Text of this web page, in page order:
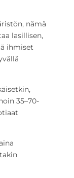
nämä
lasillisen,
ihmiset
35–70-